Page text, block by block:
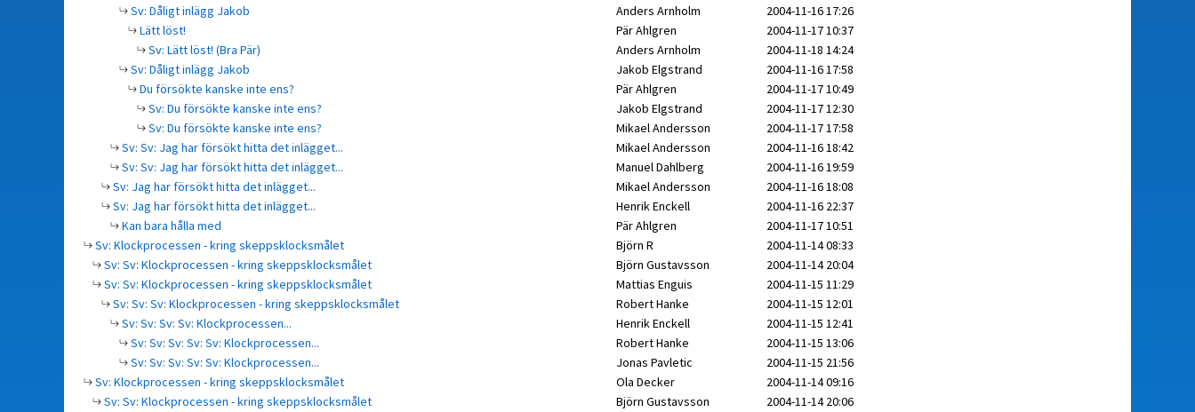
Sv: Dåligt inlägg Jakob
Anders Arnholm
2004-11-16 17:26
Lätt löst!
Pär Ahlgren
2004-11-17 10:37
Sv: Lätt löst! (Bra Pär)
Anders Arnholm
2004-11-18 14:24
Sv: Dåligt inlägg Jakob
Jakob Elgstrand
2004-11-16 17:58
Du försökte kanske inte ens?
Pär Ahlgren
2004-11-17 10:49
Sv: Du försökte kanske inte ens?
Jakob Elgstrand
2004-11-17 12:30
Sv: Du försökte kanske inte ens?
Mikael Andersson
2004-11-17 17:58
Sv: Sv: Jag har försökt hitta det inlägget...
Mikael Andersson
2004-11-16 18:42
Sv: Sv: Jag har försökt hitta det inlägget...
Manuel Dahlberg
2004-11-16 19:59
Sv: Jag har försökt hitta det inlägget...
Mikael Andersson
2004-11-16 18:08
Sv: Jag har försökt hitta det inlägget...
Henrik Enckell
2004-11-16 22:37
Kan bara hålla med
Pär Ahlgren
2004-11-17 10:51
Sv: Klockprocessen - kring skeppsklocksmålet
Björn R
2004-11-14 08:33
Sv: Sv: Klockprocessen - kring skeppsklocksmålet
Björn Gustavsson
2004-11-14 20:04
Sv: Sv: Klockprocessen - kring skeppsklocksmålet
Mattias Enguis
2004-11-15 11:29
Sv: Sv: Sv: Klockprocessen - kring skeppsklocksmålet
Robert Hanke
2004-11-15 12:01
Sv: Sv: Sv: Sv: Klockprocessen...
Henrik Enckell
2004-11-15 12:41
Sv: Sv: Sv: Sv: Sv: Klockprocessen...
Robert Hanke
2004-11-15 13:06
Sv: Sv: Sv: Sv: Sv: Klockprocessen...
Jonas Pavletic
2004-11-15 21:56
Sv: Klockprocessen - kring skeppsklocksmålet
Ola Decker
2004-11-14 09:16
Sv: Sv: Klockprocessen - kring skeppsklocksmålet
Björn Gustavsson
2004-11-14 20:06